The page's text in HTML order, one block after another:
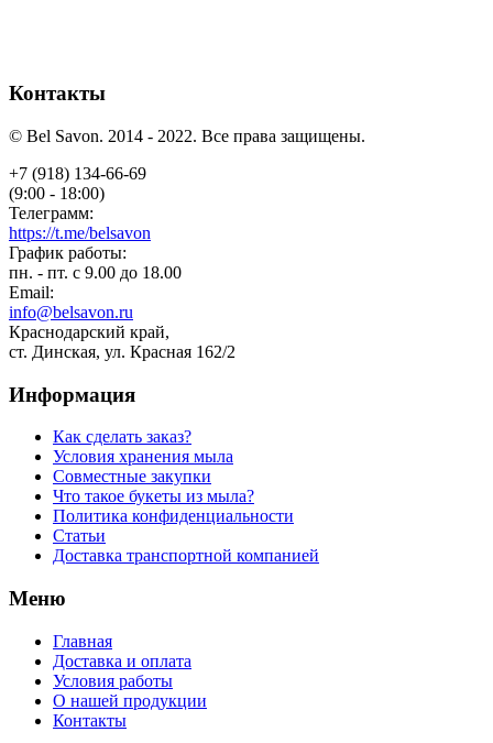
Контакты
© Bel Savon. 2014 - 2022. Все права защищены.
+7 (918) 134-66-69
(9:00 - 18:00)
Телеграмм:
https://t.me/belsavon
График работы:
пн. - пт. с 9.00 до 18.00
Email:
info@belsavon.ru
Краснодарский край,
ст. Динская, ул. Красная 162/2
Информация
Как сделать заказ?
Условия хранения мыла
Совместные закупки
Что такое букеты из мыла?
Политика конфиденциальности
Статьи
Доставка транспортной компанией
Меню
Главная
Доставка и оплата
Условия работы
О нашей продукции
Контакты